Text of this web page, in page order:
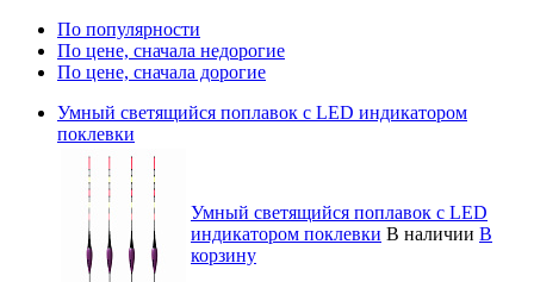
По популярности
По цене, сначала недорогие
По цене, сначала дорогие
Умный светящийся поплавок с LED индикатором
поклевки
Умный светящийся поплавок с LED
индикатором поклевки В наличии В
корзину